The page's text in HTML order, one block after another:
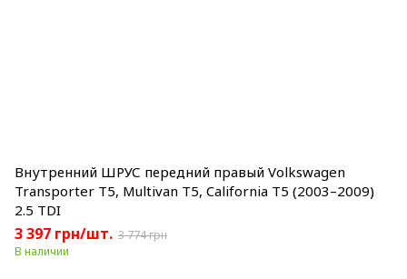
Внутренний ШРУС передний правый Volkswagen
Transporter T5, Multivan T5, California T5 (2003–2009)
2.5 TDI
3 397 грн/шт. 3 774 грн
В наличии